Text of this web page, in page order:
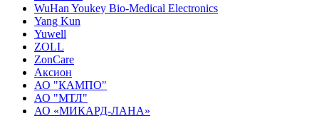
WuHan Youkey Bio-Medical Electronics
Yang Kun
Yuwell
ZOLL
ZonCare
Аксион
АО "КАМПО"
АО "МТЛ"
АО «МИКАРД-ЛАНА»